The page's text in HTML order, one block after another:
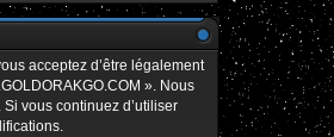
acceptez d’être légalement
». Nous
vous continuez d’utiliser